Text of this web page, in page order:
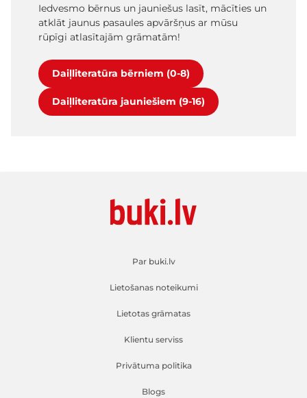
Iedvesmo bērnus un jauniešus lasīt, mācīties un
atklāt jaunus pasaules apvāršņus ar mūsu
rūpīgi atlasītajām grāmatām!
Daiļliteratūra bērniem (0-8)
Daiļliteratūra jauniešiem (9-16)
Par buki.lv
Lietošanas noteikumi
Lietotas grāmatas
Klientu serviss
Privātuma politika
Blogs